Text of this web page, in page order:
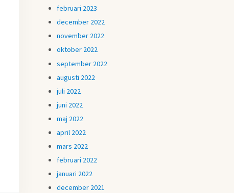
februari 2023
december 2022
november 2022
oktober 2022
september 2022
augusti 2022
juli 2022
juni 2022
maj 2022
april 2022
mars 2022
februari 2022
januari 2022
december 2021